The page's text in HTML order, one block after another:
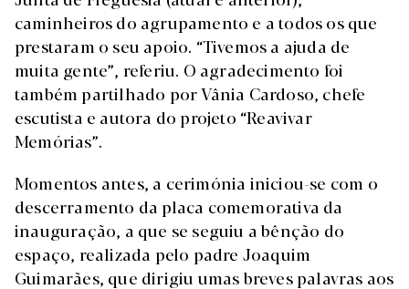
caminheiros do agrupamento e a todos os que
prestaram o seu apoio. “Tivemos a ajuda de
muita gente”, referiu. O agradecimento foi
também partilhado por Vânia Cardoso, chefe
escutista e autora do projeto “Reavivar
Memórias”.
Momentos antes, a cerimónia iniciou-se com o
descerramento da placa comemorativa da
inauguração, a que se seguiu a bênção do
espaço, realizada pelo padre Joaquim
Guimarães, que dirigiu umas breves palavras aos